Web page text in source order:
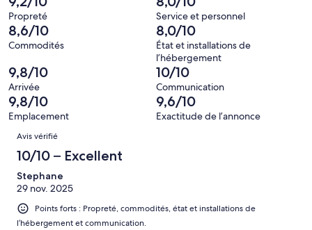
sur 69.
1 avis
sur 69.
Terrible,
d’après
0 avis
Propreté Service et personnel
8,6/10
Commodités
8,0/10
État et installations de
l’hébergement
9,8/10
Arrivée
10/10
Communication
9,8/10
Emplacement
9,6/10
Exactitude de l’annonce
Avis
Avis vérifié
10/10 – Excellent
Stephane
29 nov. 2025
Points forts : Propreté, commodités, état et installations de
l’hébergement et communication.